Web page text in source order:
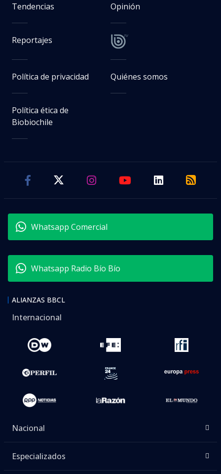
Tendencias Opinión
Reportajes
Política de privacidad Quiénes somos
Política ética de
Biobiochile
Whatsapp Comercial
Whatsapp Radio Bío Bío
ALIANZAS BBCL
Internacional
Nacional
Especializados